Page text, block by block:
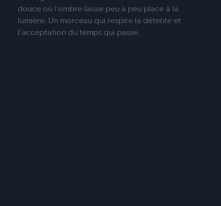
douce où l’ombre laisse peu à peu place à la
lumière. Un morceau qui respire la détente et
l’acceptation du temps qui passe.